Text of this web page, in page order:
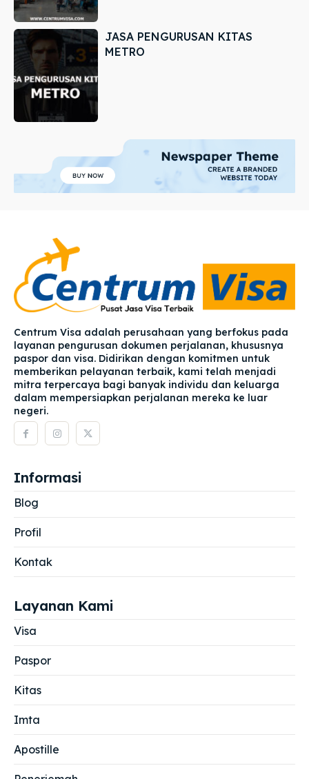
JASA PENGURUSAN KITAS
METRO
Centrum Visa adalah perusahaan yang berfokus pada
layanan pengurusan dokumen perjalanan, khususnya
paspor dan visa. Didirikan dengan komitmen untuk
memberikan pelayanan terbaik, kami telah menjadi
mitra terpercaya bagi banyak individu dan keluarga
dalam mempersiapkan perjalanan mereka ke luar
negeri.
Informasi
Blog
Profil
Kontak
Layanan Kami
Visa
Paspor
Kitas
Imta
Apostille